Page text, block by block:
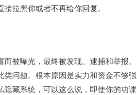
拉黑你或者不再给你回复。
被曝光，最终被发现、逮捕和举报。
问题。根本原因是实力和资金不够强
藏系统，可以这么说，即使你的功课